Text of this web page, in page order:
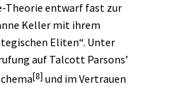
Theorie entwarf fast zur
Keller mit ihrem
Eliten“. Unter
auf Talcott Parsons’
[8] und im Vertrauen